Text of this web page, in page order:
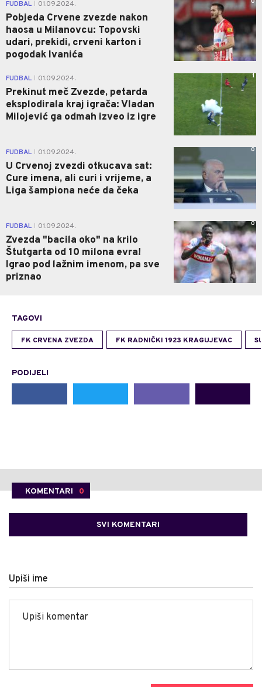
FUDBAL 01.09.2024.
Pobjeda Crvene zvezde nakon
haosa u Milanovcu: Topovski
udari, prekidi, crveni karton i
pogodak Ivanića
0
FUDBAL 01.09.2024.
Prekinut meč Zvezde, petarda
eksplodirala kraj igrača: Vladan
Milojević ga odmah izveo iz igre
1
FUDBAL 01.09.2024.
U Crvenoj zvezdi otkucava sat:
Cure imena, ali curi i vrijeme, a
Liga šampiona neće da čeka
0
FUDBAL 01.09.2024.
Zvezda "bacila oko" na krilo
Štutgarta od 10 milona evra!
Igrao pod lažnim imenom, pa sve
priznao
0
TAGOVI
FK CRVENA ZVEZDA FK RADNIČKI 1923 KRAGUJEVAC
PODIJELI
KOMENTARI 0
SVI KOMENTARI
Upiši ime